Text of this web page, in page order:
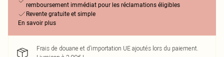
remboursement immédiat pour les réclamations éligibles
Revente gratuite et simple
En savoir plus
Frais de douane et d’importation UE ajoutés lors du paiement.